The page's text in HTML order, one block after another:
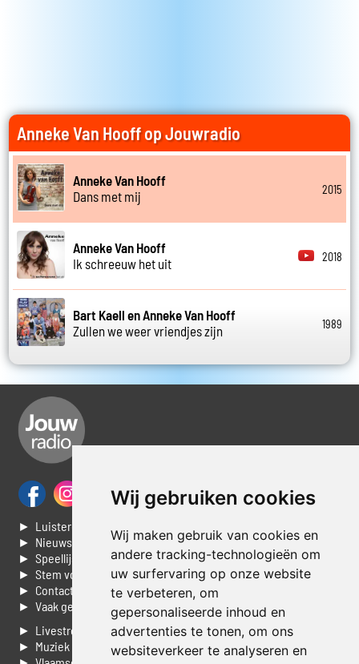
Wij gebruiken cookies
Wij maken gebruik van cookies en
andere tracking-technologieën om
uw surfervaring op onze website
te verbeteren, om
gepersonaliseerde inhoud en
advertenties te tonen, om ons
websiteverkeer te analyseren en
Anneke Van Hooff op Jouwradio
Anneke Van Hooff
Dans met mij
2015
Anneke Van Hooff
Ik schreeuw het uit
2018
Bart Kaell en Anneke Van Hooff
Zullen we weer vriendjes zijn
1989
► Luisteren naar Jouwradio
► Nieuws
► Speellijst
► Stem voor de Dag top 3
► Contacteer ons
► Vaak gestelde vragen
► Livestream informatie
► Muziek opzoeken